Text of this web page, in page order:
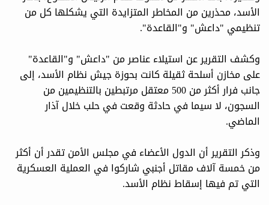
الأسد، محذرين من المخاطر المتزايدة التي يشكلها كل من
تنظيمي "داعش" و"القاعدة".
وكشف التقرير عن استيلاء عناصر من "داعش" و"القاعدة"
على مخازن أسلحة ثقيلة كانت بحوزة جيش نظام الأسد، إلى
جانب فرار أكثر من 500 معتقل مرتبطين بالتنظيمين من
السجون، لا سيما في حادثة وقعت في حلب خلال آذار
الماضي.
وذكر التقرير أن الدول الأعضاء في مجلس الأمن تقدر أن أكثر
من خمسة آلاف مقاتل أجنبي شاركوا في العملية العسكرية
التي تم فيها إسقاط نظام الأسد.